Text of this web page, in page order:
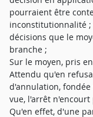
pourraient être
inconstitutionnalité
décisions que le
branche ;
Sur le moyen, pris
Attendu qu'en
d'annulation,
vue, l'arrêt n'encourt
Qu'en effet, d'une